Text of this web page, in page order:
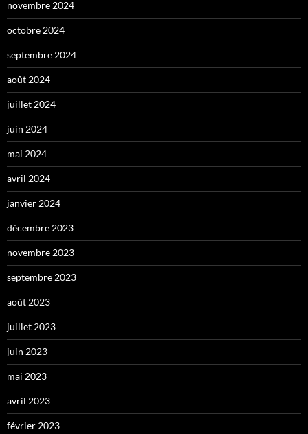
novembre 2024
octobre 2024
septembre 2024
août 2024
juillet 2024
juin 2024
mai 2024
avril 2024
janvier 2024
décembre 2023
novembre 2023
septembre 2023
août 2023
juillet 2023
juin 2023
mai 2023
avril 2023
février 2023